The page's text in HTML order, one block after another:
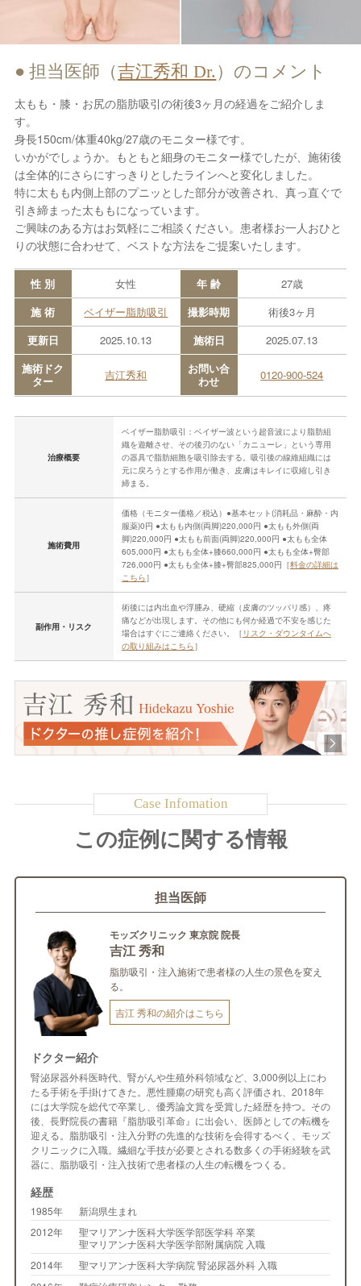
担当医師（吉江秀和 Dr. ）のコメント
太もも・膝・お尻の脂肪吸引の術後3ヶ月の経過をご紹介しま
す。
身長150cm/体重40kg/27歳のモニター様です。
いかがでしょうか。もともと細身のモニター様でしたが、施術後
は全体的にさらにすっきりとしたラインへと変化しました。
特に太もも内側上部のプニッとした部分が改善され、真っ直ぐで
引き締まった太ももになっています。
ご興味のある方はお気軽にご相談ください。患者様お一人おひと
りの状態に合わせて、ベストな方法をご提案いたします。
性 別 女性 年 齢
27歳
施 術
ベイザー脂肪吸引 撮影時期
術後3ヶ月
更新日
2025.10.13 施術日
2025.07.13
施術ドク
ター
吉江秀和
お問い合
わせ
0120-900-524
治療概要
ベイザー脂肪吸引：ベイザー波という超音波により脂肪組
織を遊離させ、その後刃のない「カニューレ」という専用
の器具で脂肪細胞を吸引除去する。吸引後の線維組織には
元に戻ろうとする作用が働き、皮膚はキレイに収縮し引き
締まる。
施術費用
価格（モニター価格／税込）●基本セット(消耗品・麻酔・内
服薬)0円 ●太もも内側(両脚)220,000円 ●太もも外側(両
脚)220,000円 ●太もも前面(両脚)220,000円 ●太もも全体
605,000円 ●太もも全体+膝660,000円 ●太もも全体+臀部
726,000円 ●太もも全体+膝+臀部825,000円［料金の詳細は
こちら］
副作用・リスク
術後には内出血や浮腫み、硬縮（皮膚のツッパリ感）、疼
痛などが出現します。その他にも何か経過で不安を感じた
場合はすぐにご連絡ください。［ リスク・ダウンタイムへ
の取り組みはこちら］
この症例に関する情報
担当医師
モッズクリニック 東京院 院長
吉江 秀和
脂肪吸引・注入施術で患者様の人生の景色を変え
る。
吉江 秀和の紹介はこちら
ドクター紹介
腎泌尿器外科医時代、腎がんや生殖外科領域など、3,000例以上にわ
たる手術を手掛けてきた。悪性腫瘍の研究も高く評価され、2018年
には大学院を総代で卒業し、優秀論文賞を受賞した経歴を持つ。その
後、長野院長の書籍『脂肪吸引革命』に出会い、医師としての転機を
迎える。脂肪吸引・注入分野の先進的な技術を会得するべく、モッズ
クリニックに入職。繊細な手技が必要とされる数多くの手術経験を武
器に、脂肪吸引・注入技術で患者様の人生の転機をつくる。
経歴
1985年
新潟県生まれ
2012年
聖マリアンナ医科大学医学部医学科 卒業
聖マリアンナ医科大学医学部附属病院 入職
2014年
聖マリアンナ医科大学病院 腎泌尿器外科 入職